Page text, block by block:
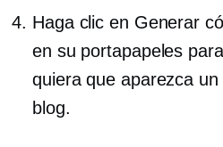
Haga clic en Generar
en su portapapeles
quiera que aparezca
blog.